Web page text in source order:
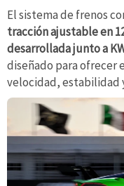
El sistema de frenos
tracción ajustable en
desarrollada junto a
diseñado para
velocidad, estabilidad